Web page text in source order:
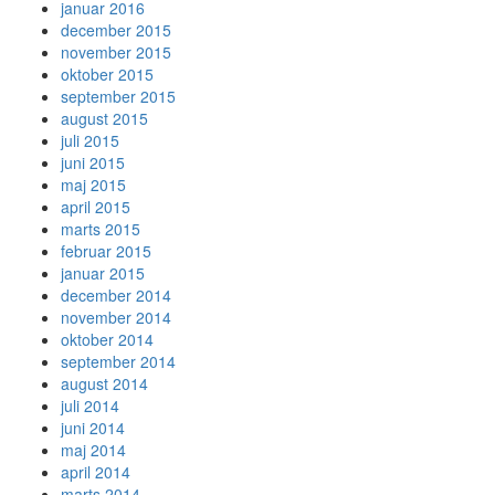
januar 2016
december 2015
november 2015
oktober 2015
september 2015
august 2015
juli 2015
juni 2015
maj 2015
april 2015
marts 2015
februar 2015
januar 2015
december 2014
november 2014
oktober 2014
september 2014
august 2014
juli 2014
juni 2014
maj 2014
april 2014